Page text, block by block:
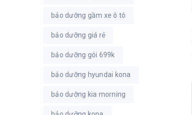
bảo dưỡng gầm xe ô tô
bảo dưỡng giá rẻ
bảo dưỡng gói 699k
bảo dưỡng hyundai kona
bảo dưỡng kia morning